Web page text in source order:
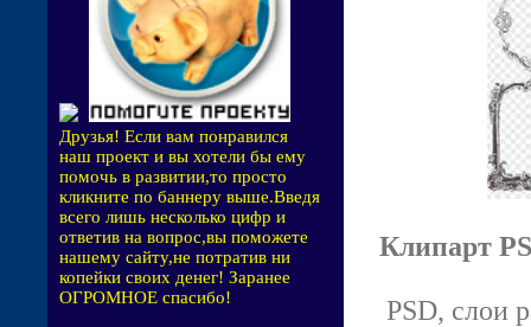
Друзья! Если вам понравился
наш проект и вы хотели бы ему
помочь в развитии,то просто
кликните по баннеру выше.Введя
всего лишь несколько цифр и
ответив на вопрос,вы поможете
нашему сайту,не потратив ни
копейки своих денег! Заранее
ОГРОМНОЕ спасибо!
Клипарт
PSD, слои